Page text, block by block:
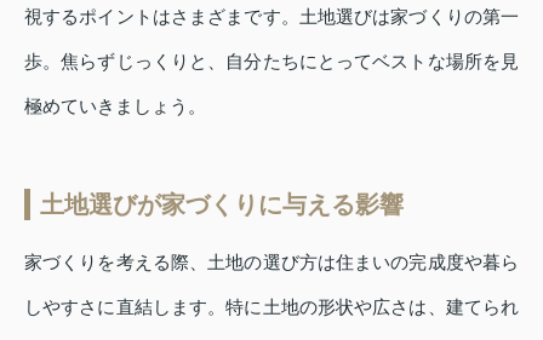
視するポイントはさまざまです。土地選びは家づくりの第一
歩。焦らずじっくりと、自分たちにとってベストな場所を見
極めていきましょう。
土地選びが家づくりに与える影響
家づくりを考える際、土地の選び方は住まいの完成度や暮ら
しやすさに直結します。特に土地の形状や広さは、建てられ